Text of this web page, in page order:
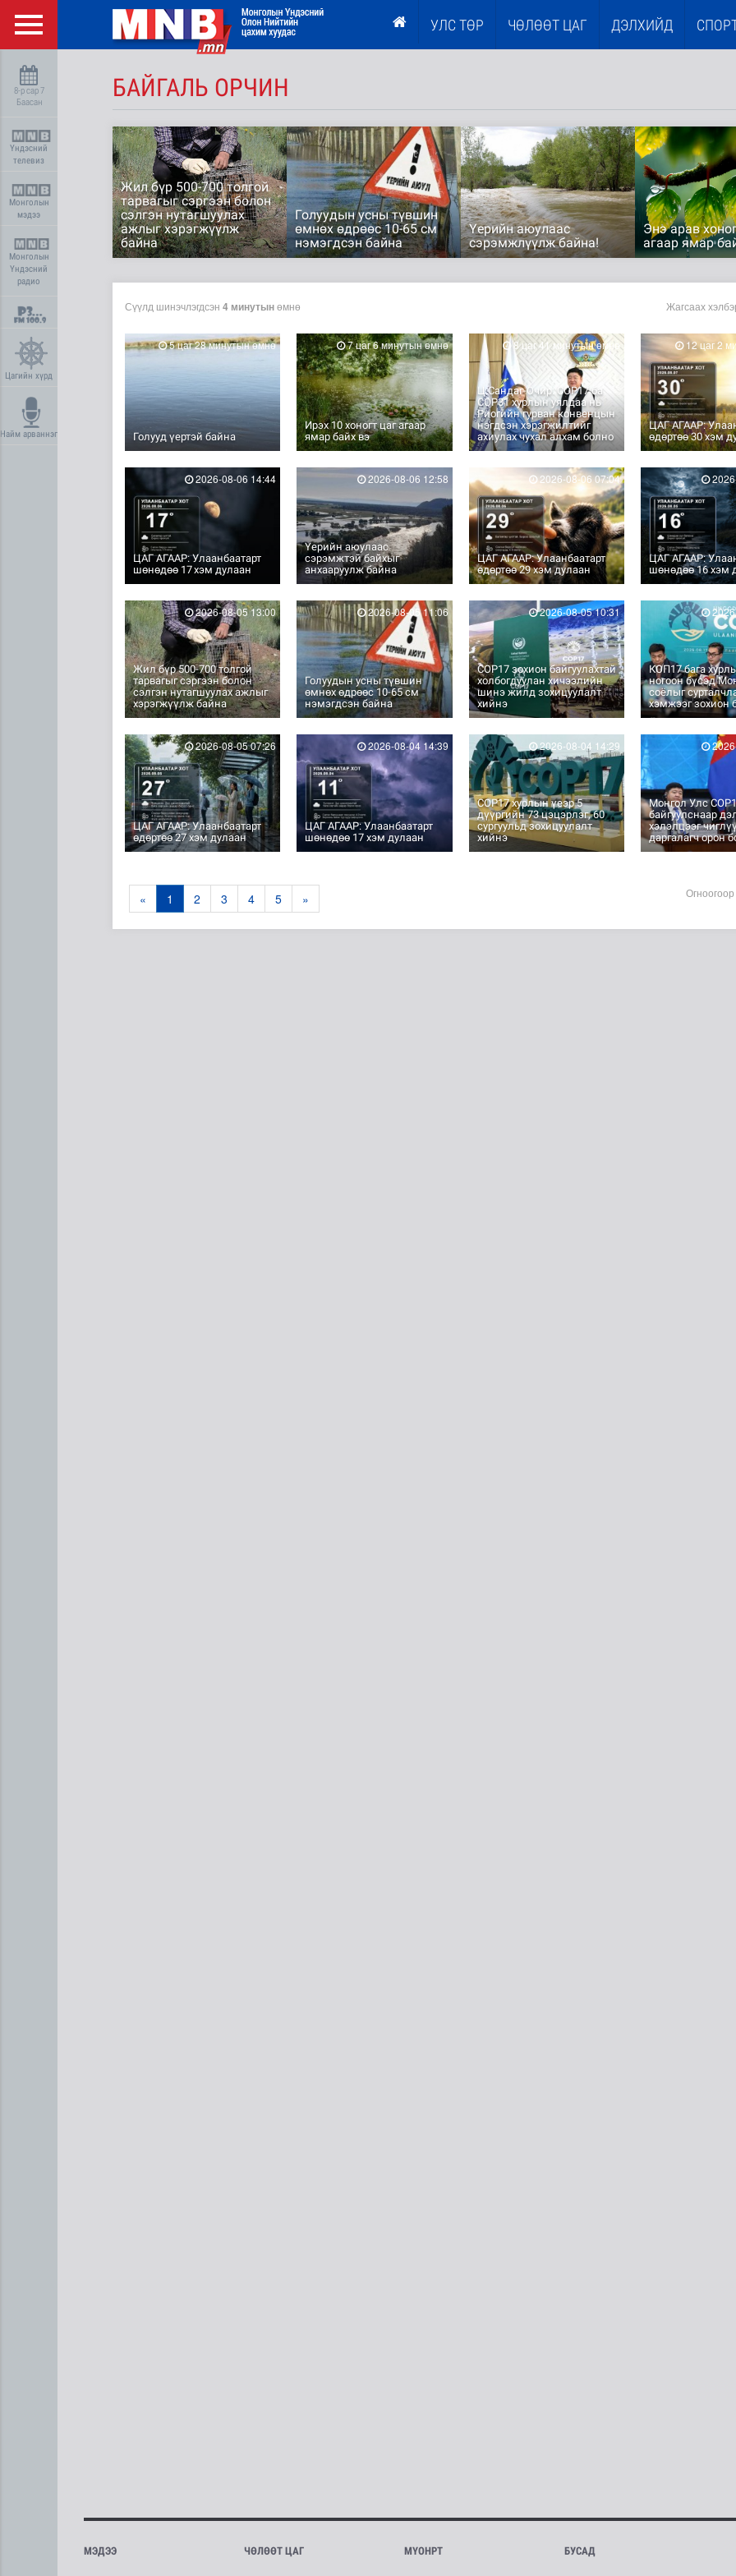
УЛС ТӨР ЧӨЛӨӨТ ЦАГ ДЭЛХИЙД
8-р сар 7
Баасан
Үндэсний
телевиз
Монголын
мэдээ
Монголын
Үндэсний
радио
Цагийн хүрд
Найм арваннэг
БАЙГАЛЬ ОРЧИН
Жил бүр 500-700 толгой
тарвагыг сэргээн болон
сэлгэн нутагшуулах
ажлыг хэрэгжүүлж
байна
Голуудын усны түвшин
өмнөх өдрөөс 10-65 см
нэмэгдсэн байна
Үерийн аюулаас
сэрэмжлүүлж байна!
Энэ арав
агаар ямар
Сүүлд шинэчлэгдсэн 4 минутынөмнө Жагсаах
Голууд үертэй байна
5 цаг 28 минутын өмнө
Ирэх 10 хоногт цаг агаар
ямар байх вэ
7 цаг 6 минутын өмнө
Ц.Сандаг-Очир: COP17 ба
COP31 хурлын уялдаа нь
Риогийн гурван конвенцын
нэгдсэн хэрэгжилтийг
ахиулах чухал алхам болно
8 цаг 41 минутын өмнө
ЦАГ АГААР:
өдөртөө 30 хэм
12 цаг 2
ЦАГ АГААР: Улаанбаатарт
шөнөдөө 17 хэм дулаан
2026-08-06 14:44
Үерийн аюулаас
сэрэмжтэй байхыг
анхааруулж байна
2026-08-06 12:58
ЦАГ АГААР: Улаанбаатарт
өдөртөө 29 хэм дулаан
2026-08-06 07:04
ЦАГ АГААР:
шөнөдөө 16 хэм
Жил бүр 500-700 толгой
тарвагыг сэргээн болон
сэлгэн нутагшуулах ажлыг
хэрэгжүүлж байна
2026-08-05 13:00
Голуудын усны түвшин
өмнөх өдрөөс 10-65 см
нэмэгдсэн байна
2026-08-05 11:06
COP17 зохион байгуулахтай
холбогдуулан хичээлийн
шинэ жилд зохицуулалт
хийнэ
2026-08-05 10:31
КОП17 бага
ногоон бүсэд
соёлыг
хэмжээг зохион
ЦАГ АГААР: Улаанбаатарт
өдөртөө 27 хэм дулаан
2026-08-05 07:26
ЦАГ АГААР: Улаанбаатарт
шөнөдөө 17 хэм дулаан
2026-08-04 14:39
COP17 хурлын үеэр 5
дүүргийн 73 цэцэрлэг, 60
сургуульд зохицуулалт
хийнэ
2026-08-04 14:29
Монгол Улс
байгуулснаар
хэлэлцээг
даргалагч орон
« 1 2 3 4 5 »
МЭДЭЭ ЧӨЛӨӨТ ЦАГ МҮОНРТ БУСАД